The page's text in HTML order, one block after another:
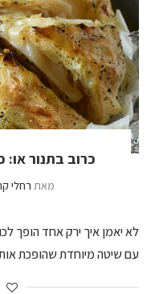
כרוב בתנור
מאת רחלי
לא יאמן איך ירק אחד הופך
עם שיטה מיוחדת שהופכת